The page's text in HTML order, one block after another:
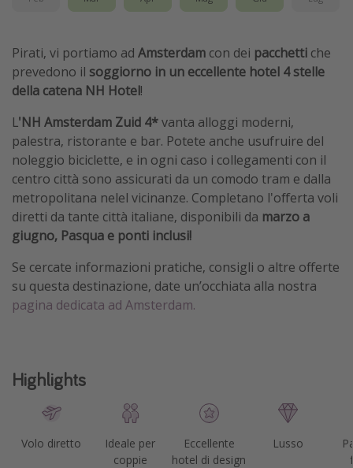
Pirati, vi portiamo ad Amsterdam con dei pacchetti che
prevedono il soggiorno in un eccellente hotel 4 stelle
della catena NH Hotel!
L'NH Amsterdam Zuid 4*vanta alloggi moderni,
palestra, ristorante e bar. Potete anche usufruire del
noleggio biciclette, e in ogni caso i collegamenti con il
centro città sono assicurati da un comodo tram e dalla
metropolitana nelel vicinanze. Completano l'offerta voli
diretti da tante città italiane, disponibili da marzo a
giugno, Pasqua e ponti inclusi!
Se cercate informazioni pratiche, consigli o altre offerte
su questa destinazione, date un’occhiata alla nostra
pagina dedicata ad Amsterdam.
Highlights
Volo diretto
Ideale per
coppie
Eccellente
hotel di design
Lusso